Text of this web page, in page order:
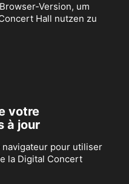
Version, um
Hall nutzen zu
votre
à jour
pour utiliser
la Digital Concert